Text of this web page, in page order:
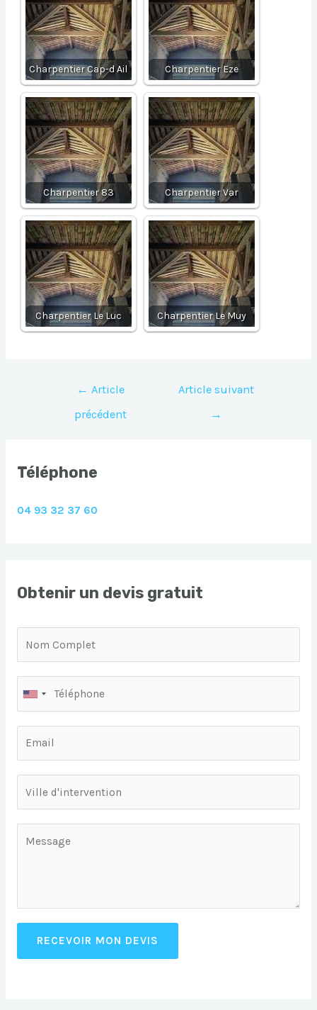
Charpentier Cap-d Ail Charpentier Eze
Charpentier 83 Charpentier Var
Charpentier Le Luc Charpentier Le Muy
Navigation
l’article
← Article
précédent
Article suivant
→
Téléphone
04 93 32 37 60
Obtenir un devis gratuit
RECEVOIR MON DEVIS